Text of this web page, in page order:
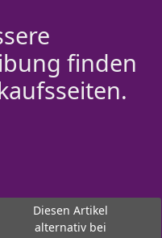
finden
Diesen Artikel
alternativ bei